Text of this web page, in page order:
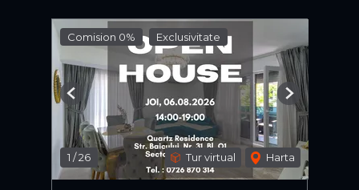
Comision 0% Exclusivitate
1 /26 Tur virtual Harta
Previous Next